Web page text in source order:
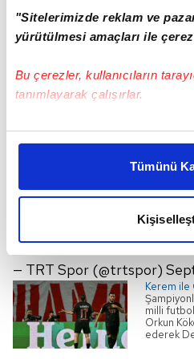
"Sitelerimizde reklam ve
yürütülmesi amaçları ile
Bu çerezler, kullanıcıların
tanımlayarak çalışırlar.
Bu çerezlere izin vermeniz
daha iyi reklam deneyimi
amacımızın size daha iyi bir
elimizden gelen çabayı
kalemimiz olduğunu sizlere
Her halükârda, kullanıcılar, bu
takdirde, kullanıcılara hedefli
gösterilmeyecektir."
Tümünü
free-kick golü kaydetti.
İŞTE O GOLLER:
buldu. 🪄
Benfica formasıyla
🇹🇷 Benfica'da sahne bu
Harika bir frikik golü. ☄️
— TRT Spor (@trtspor)
Kerem ile
milli
Orkun
ederek